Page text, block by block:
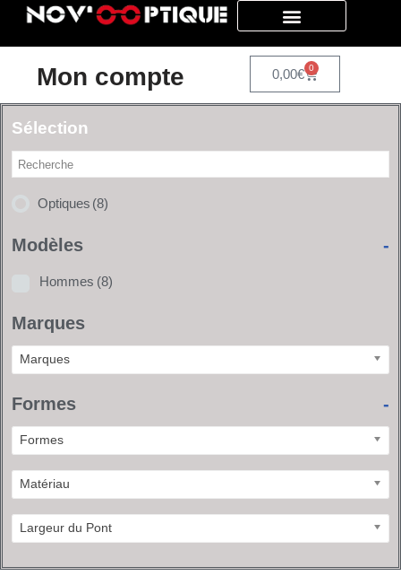
Aller
Mon compte 0,00€ 0
Sélection
Optiques (8)
Modèles -
Hommes (8)
Marques
Marques
Formes -
Formes
Matériau
Largeur du Pont